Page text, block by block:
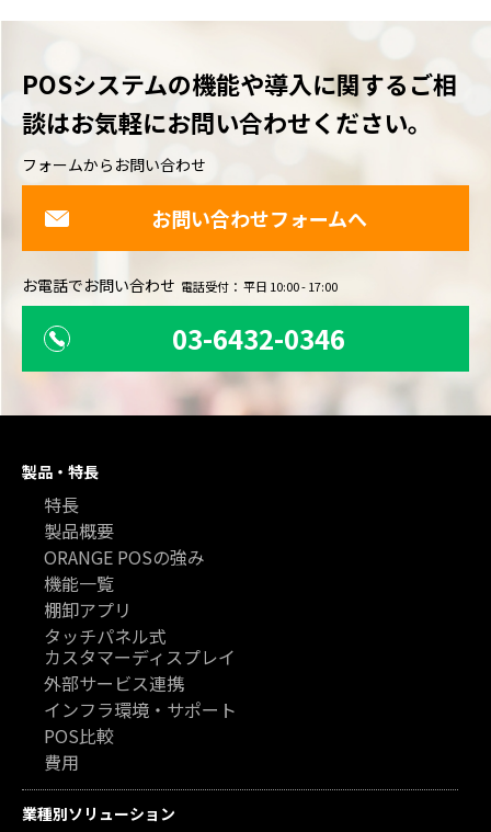
POSシステムの機能や導入に関するご相
談はお気軽にお問い合わせください。
フォームからお問い合わせ
お問い合わせフォームへ
お電話でお問い合わせ 電話受付： 平日 10:00 - 17:00
03-6432-0346
製品・特長
特長
製品概要
ORANGE POSの強み
機能一覧
棚卸アプリ
タッチパネル式
カスタマーディスプレイ
外部サービス連携
インフラ環境・サポート
POS比較
費用
業種別ソリューション